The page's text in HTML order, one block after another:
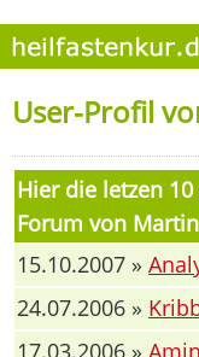
User-Profil
Hier die letzen
Forum von
15.10.2007 »
24.07.2006 »
17.03.2006 »